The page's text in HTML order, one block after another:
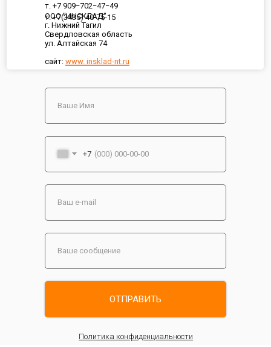
ООО "ИНСКЛАД"
г. Нижний Тагил
Свердловская область
ул. Алтайская 74
сайт: www. insklad-nt.ru
т. +7 909−702−47−49
т. +7(3435) 40-75-15
+7
ОТПРАВИТЬ
Политика конфиденциальности